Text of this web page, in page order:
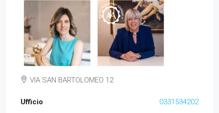
VIA SAN BARTOLOMEO 12
Ufficio
0331534202